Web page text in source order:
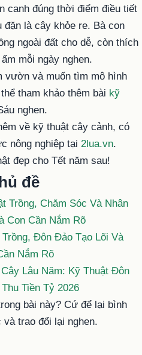
canh đúng thời điểm điều tiết
đặn là cây khỏe re. Bà con
ngoài đất cho dễ, còn thích
mỗi ngày nghen.
vườn và muốn tìm mô hình
tham khảo thêm bài kỹ
nghen.
về kỹ thuật cây cảnh, có
nông nghiệp tại 2lua.vn.
đẹp cho Tết năm sau!
đề
Trồng, Chăm Sóc Và Nhân
Con Cần Nắm Rõ
Đôn Đảo Tạo Lõi Và
Nắm Rõ
Lâu Năm: Kỹ Thuật Đôn
Tiền Tỷ 2026
bài này? Cứ để lại bình
trao đổi lại nghen.